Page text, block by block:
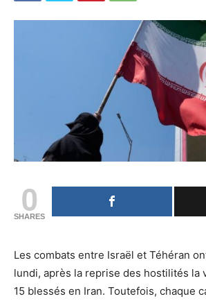
0
SHARES
Les combats entre Israël et Téhéran
lundi, après la reprise des hostilités la
15 blessés en Iran. Toutefois, chaque